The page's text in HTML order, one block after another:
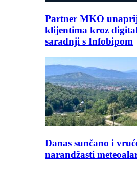
Partner MKO
klijentima kroz
saradnji s Infobipom
Danas sunčano i
narandžasti